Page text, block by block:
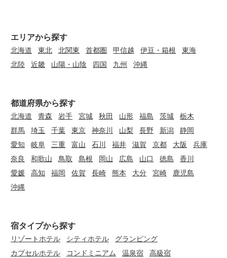
エリアから探す
北海道 東北 北関東 首都圏 甲信越 伊豆・箱根
東海
北陸 近畿 山陽・山陰 四国 九州 沖縄
都道府県から探す
北海道 青森 岩手 宮城 秋田 山形 福島 茨城 栃木
群馬 埼玉 千葉 東京 神奈川 山梨 長野 新潟 静岡
愛知
岐阜 三重 富山 石川 福井 滋賀 京都 大阪
兵庫
奈良
和歌山 鳥取 島根 岡山 広島 山口 徳島
香川
愛媛 高知 福岡 佐賀 長崎 熊本 大分 宮崎
鹿児島
沖縄
宿タイプから探す
リゾートホテル シティホテル
グランピング
カプセルホテル
コンドミニアム 温泉宿 高級宿